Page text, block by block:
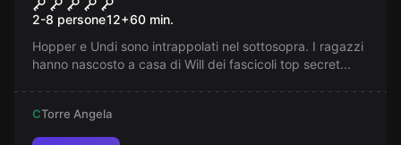
2-8 persone12+60 min.
Hopper e Undi sono intrappolati nel sottosopra. I ragazzi
hanno nascosto a casa di Will dei fascicoli top secret...
CTorre Angela